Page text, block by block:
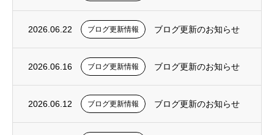
2026.06.22 ブログ更新情報 ブログ更新のお知らせ
2026.06.16 ブログ更新情報 ブログ更新のお知らせ
2026.06.12 ブログ更新情報 ブログ更新のお知らせ